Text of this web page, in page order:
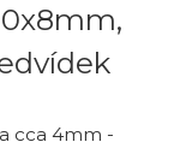
cca 4mm -